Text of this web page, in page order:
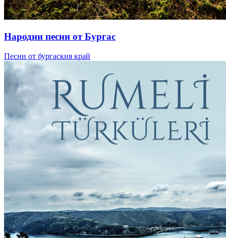
Народни песни от Бургас
Песни от бургаския край